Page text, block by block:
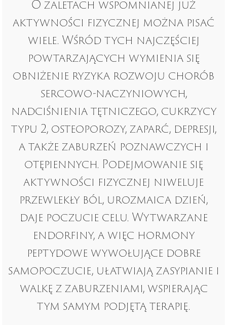
O zaletach wspomnianej już
aktywności fizycznej można pisać
wiele. Wśród tych najczęściej
powtarzających wymienia się
obniżenie ryzyka rozwoju chorób
sercowo-naczyniowych,
nadciśnienia tętniczego, cukrzycy
typu 2, osteoporozy, zaparć, depresji,
a także zaburzeń poznawczych i
otępiennych. Podejmowanie się
aktywności fizycznej niweluje
przewlekły ból, urozmaica dzień,
daje poczucie celu. Wytwarzane
endorfiny, a więc hormony
peptydowe wywołujące dobre
samopoczucie, ułatwiają zasypianie i
walkę z zaburzeniami, wspierając
tym samym podjętą terapię.